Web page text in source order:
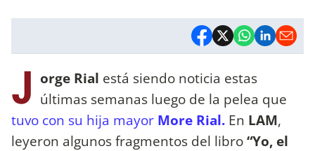
J orge Rial está siendo noticia estas
últimas semanas luego de la pelea que
tuvo con su hija mayor More Rial. En LAM,
leyeron algunos fragmentos del libro“Yo, el